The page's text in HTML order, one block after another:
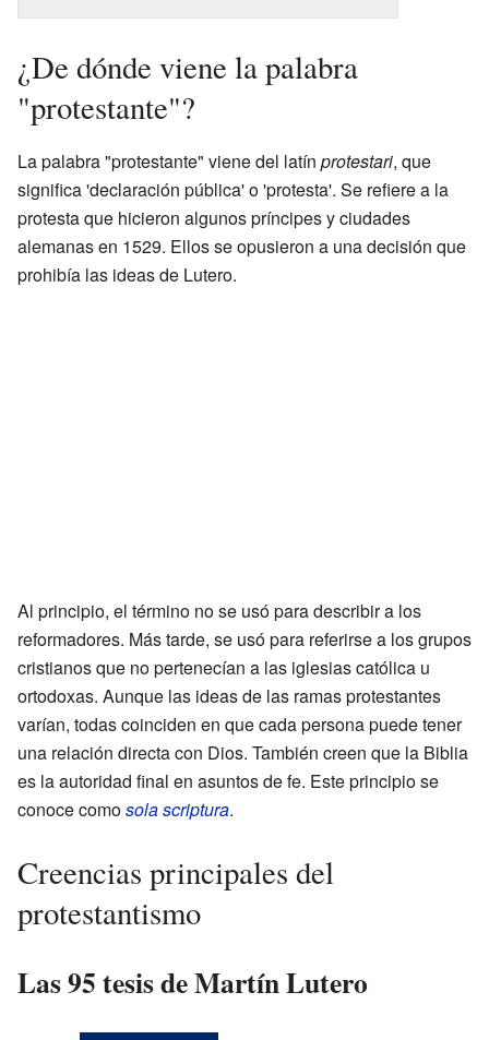
¿De dónde viene la palabra
"protestante"?
La palabra "protestante" viene del latín protestari, que
significa 'declaración pública' o 'protesta'. Se refiere a la
protesta que hicieron algunos príncipes y ciudades
alemanas en 1529. Ellos se opusieron a una decisión que
prohibía las ideas de Lutero.
Al principio, el término no se usó para describir a los
reformadores. Más tarde, se usó para referirse a los grupos
cristianos que no pertenecían a las iglesias católica u
ortodoxas. Aunque las ideas de las ramas protestantes
varían, todas coinciden en que cada persona puede tener
una relación directa con Dios. También creen que la Biblia
es la autoridad final en asuntos de fe. Este principio se
conoce comosola scriptura.
Creencias principales del
protestantismo
Las 95 tesis de Martín Lutero